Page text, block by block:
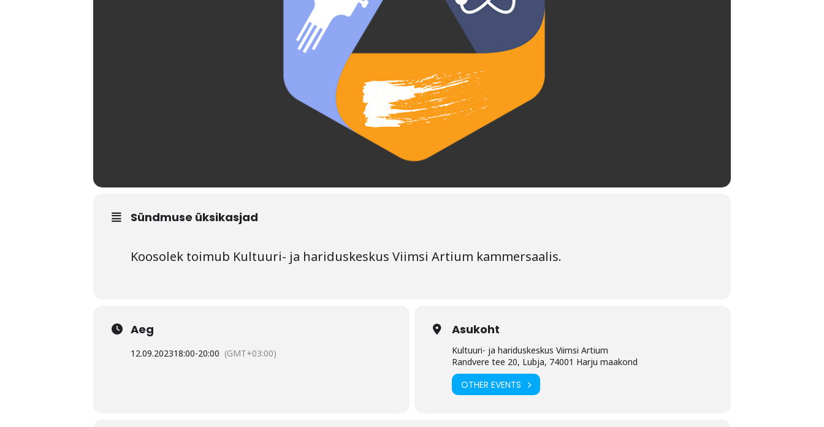
Sündmuse üksikasjad
Koosolek toimub Kultuuri- ja hariduskeskus Viimsi Artium kammersaalis.
Aeg
12.09.202318:00-20:00 (GMT+03:00)
Asukoht
Kultuuri- ja hariduskeskus Viimsi Artium
Randvere tee 20, Lubja, 74001 Harju maakond
OTHER EVENTS